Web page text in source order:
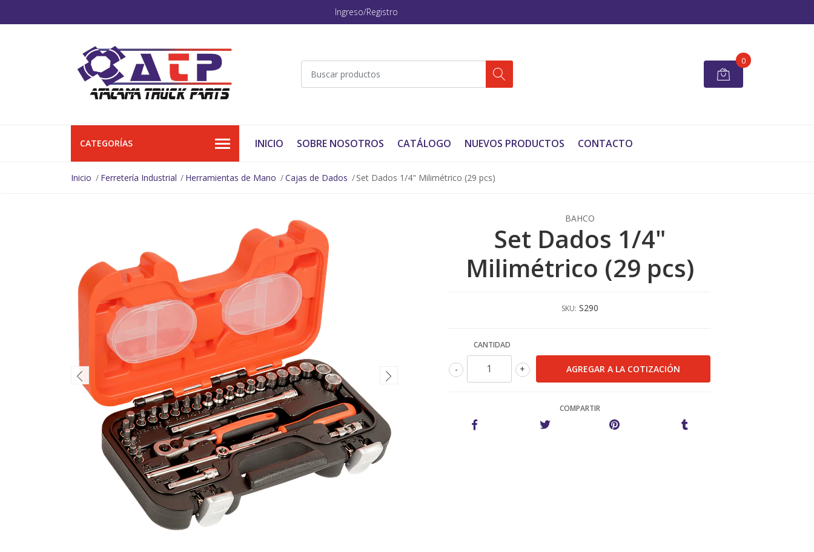
Ingreso/Registro
0
CATEGORÍAS INICIO SOBRE NOSOTROS CATÁLOGO NUEVOS PRODUCTOS CONTACTO
Inicio Ferretería Industrial Herramientas de Mano Cajas de Dados Set Dados 1/4" Milimétrico (29 pcs)
BAHCO
Set Dados 1/4"
Milimétrico (29 pcs)
SKU: S290
CANTIDAD
+
-
COMPARTIR